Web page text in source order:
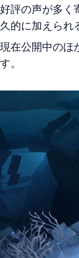
好評の声が多く
久的に加えられ
現在公開中のほ
す。